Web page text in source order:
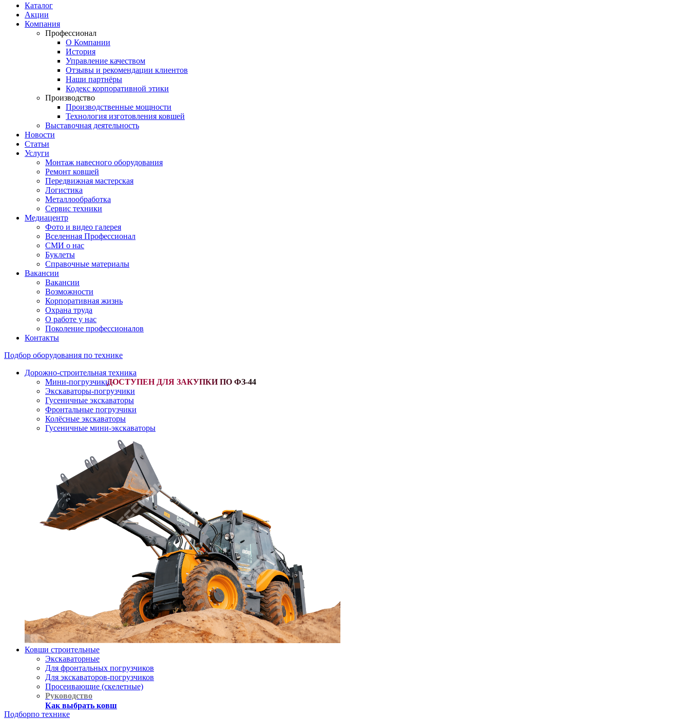
Каталог
Акции
Компания
Профессионал
О Компании
История
Управление качеством
Отзывы и рекомендации клиентов
Наши партнёры
Кодекс корпоративной этики
Производство
Производственные мощности
Технология изготовления ковшей
Выставочная деятельность
Новости
Статьи
Услуги
Монтаж навесного оборудования
Ремонт ковшей
Передвижная мастерская
Логистика
Металлообработка
Сервис техники
Медиацентр
Фото и видео галерея
Вселенная Профессионал
СМИ о нас
Буклеты
Справочные материалы
Вакансии
Вакансии
Возможности
Корпоративная жизнь
Охрана труда
О работе у нас
Поколение профессионалов
Контакты
Подбор оборудования по технике
Дорожно-строительная техника
Мини-погрузчики-
Экскаваторы-погрузчики
Гусеничные экскаваторы
Фронтальные погрузчики
Колёсные экскаваторы
Гусеничные мини-экскаваторы
Ковши строительные
Экскаваторные
Для фронтальных погрузчиков
Для экскаваторов-погрузчиков
Просеивающие (скелетные)
Руководство
Как выбрать ковш
Подборпо технике